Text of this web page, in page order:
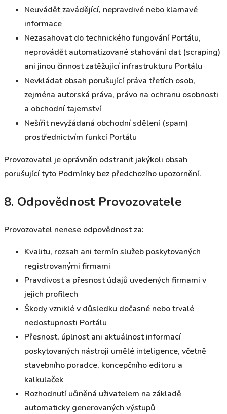
Neuvádět zavádějící, nepravdivé nebo klamavé
informace
Nezasahovat do technického fungování Portálu,
neprovádět automatizované stahování dat (scraping)
ani jinou činnost zatěžující infrastrukturu Portálu
Nevkládat obsah porušující práva třetích osob,
zejména autorská práva, právo na ochranu osobnosti
a obchodní tajemství
Nešířit nevyžádaná obchodní sdělení (spam)
prostřednictvím funkcí Portálu
Provozovatel je oprávněn odstranit jakýkoli obsah
porušující tyto Podmínky bez předchozího upozornění.
8. Odpovědnost Provozovatele
Provozovatel nenese odpovědnost za:
Kvalitu, rozsah ani termín služeb poskytovaných
registrovanými firmami
Pravdivost a přesnost údajů uvedených firmami v
jejich profilech
Škody vzniklé v důsledku dočasné nebo trvalé
nedostupnosti Portálu
Přesnost, úplnost ani aktuálnost informací
poskytovaných nástroji umělé inteligence, včetně
stavebního poradce, koncepčního editoru a
kalkulaček
Rozhodnutí učiněná uživatelem na základě
automaticky generovaných výstupů